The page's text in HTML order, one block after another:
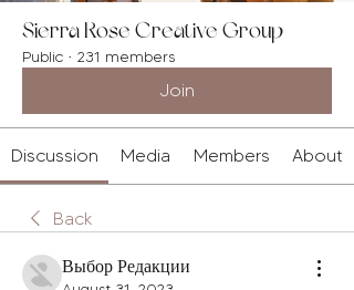
Sierra Rose Creative Group
Public · 231 members
Join
Discussion Media Members About
Back
Выбор Редакции